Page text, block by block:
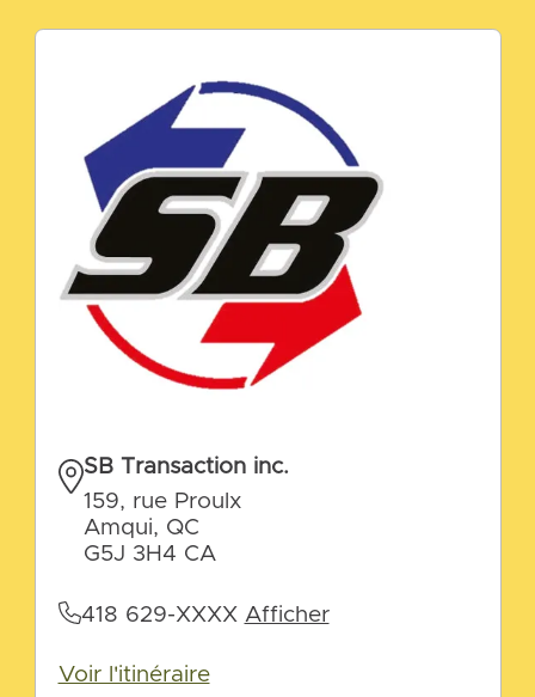
SB Transaction inc.
159, rue Proulx
Amqui, QC
G5J 3H4 CA
418 629-XXXX Afficher
Voir l'itinéraire